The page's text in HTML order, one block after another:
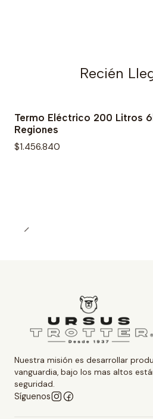
Recién
Termo Eléctrico 200 Litros
Regiones
$1.456.840
Nuestra misión es desarrollar
vanguardia, bajo los mas altos
seguridad.
Síguenos